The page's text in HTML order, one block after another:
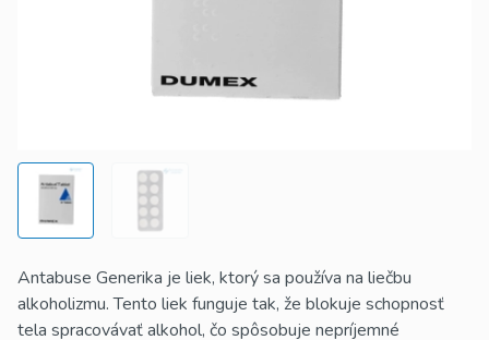
Antabuse Generika je liek, ktorý sa používa na liečbu
alkoholizmu. Tento liek funguje tak, že blokuje schopnosť
tela spracovávať alkohol, čo spôsobuje nepríjemné